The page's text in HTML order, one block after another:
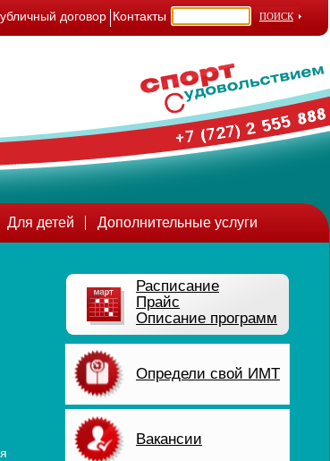
договор Контакты
Для детей Дополнительные услуги
Расписание
Прайс
Описание программ
Определи свой ИМТ
Вакансии